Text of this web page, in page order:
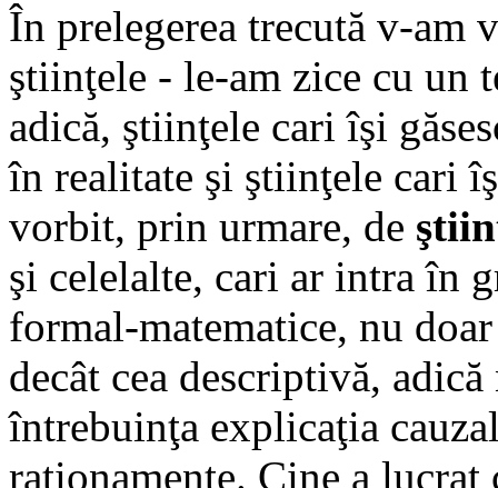
În prelegerea trecută v-am
ştiinţele - le-am zice cu un
adică, ştiinţele cari îşi
în realitate şi ştiinţele cari
vorbit, prin urmare, de
şi celelalte, cari ar intra în
formal-matematice, nu
decât cea descriptivă,
întrebuinţa explicaţia
raţionamente. Cine a lucrat